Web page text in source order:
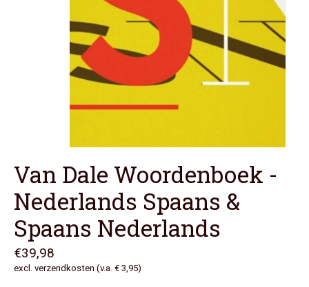
Van Dale Woordenboek -
Nederlands Spaans &
Spaans Nederlands
€39,98
excl. verzendkosten (v.a. € 3,95)